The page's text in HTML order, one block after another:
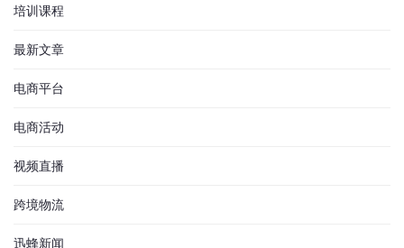
培训课程
最新文章
电商平台
电商活动
视频直播
跨境物流
迅蜂新闻